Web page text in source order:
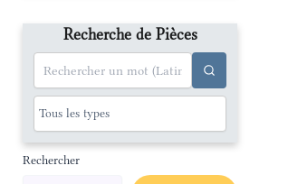
Recherche de Pièces
Rechercher